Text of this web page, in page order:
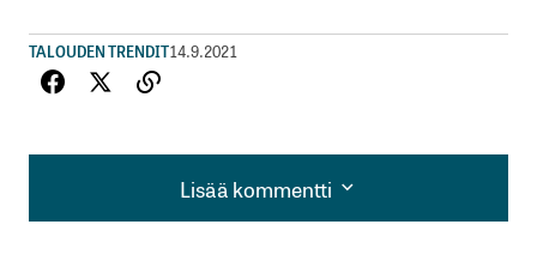
TALOUDEN TRENDIT14.9.2021
Lisää kommentti
Lisää kommentti